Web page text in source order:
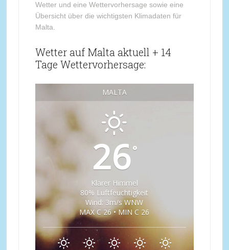
Wetter und eine Wettervorhersage sowie eine
Übersicht über die wichtigsten Klimadaten für
Malta.
Wetter auf Malta aktuell + 14
Tage Wettervorhersage:
MALTA
26°
Klarer Himmel
80% Luftfeuchtigkeit
Wind: 3m/s WNW
MAX C 26 • MIN C 26